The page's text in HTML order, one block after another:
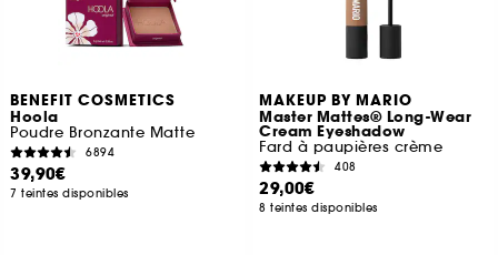
BENEFIT COSMETICS
Hoola
Poudre Bronzante Matte
6894
39,90€
7 teintes disponibles
MAKEUP BY MARIO
Master Mattes® Long-Wear
Cream Eyeshadow
Fard à paupières crème
408
29,00€
8 teintes disponibles